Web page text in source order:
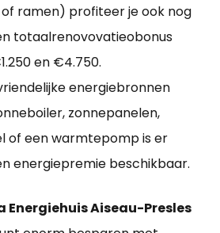
ramen) profiteer je ook nog
totaalrenovovatieobonus
en €4.750.
energiebronnen
zonnepanelen,
of een warmtepomp is er
energiepremie beschikbaar.
Energiehuis Aiseau-Presles